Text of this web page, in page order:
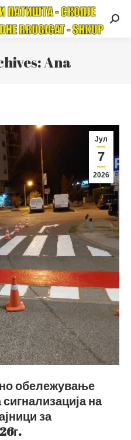
Ana
Јул
7
2026
обележување
на
за